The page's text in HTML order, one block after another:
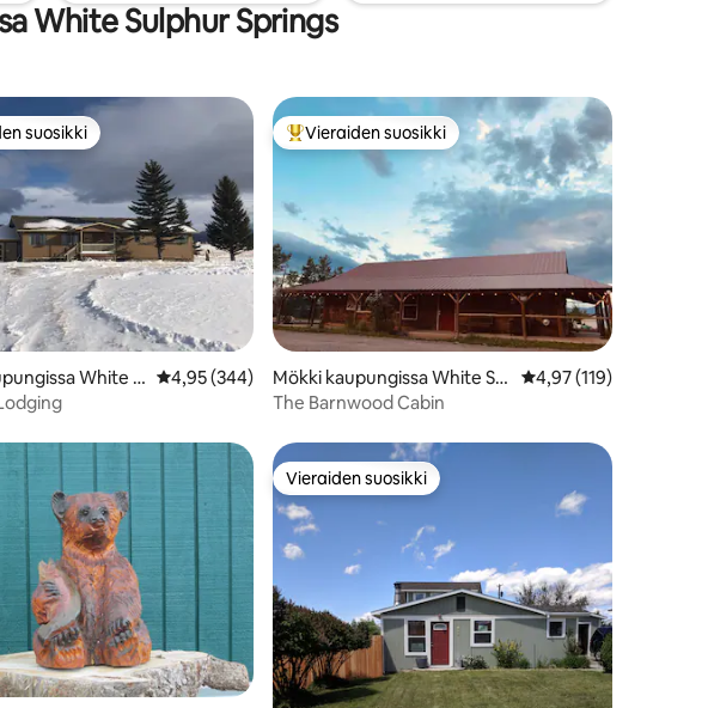
White Sulphur Springs
5/5, 9 arvostelua
suosikkien parhaimmistoa
suosikki
White S
Keskimääräinen arvio 4,95/5, 344 arvostelua
4,95 (344)
Vieraiden suosikkien parhaimmistoa
Vieraiden suosikki
Mökki kaupungissa White Sul
phur Springs
Keskimääräinen arvio
4,97 (119)
The Barnwood Cabin
Vieraiden suosikki
Vieraiden suosikki